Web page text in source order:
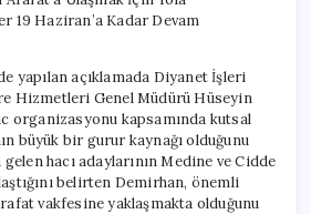
Yola
Çıkıyor!
Haziran’a
Kadar
Devam
Edecek
için
yapılan açıklamada Diyanet İşleri
Hizmetleri Genel Müdürü Hüseyin
organizasyonu kapsamında kutsal
büyük bir gurur kaynağı olduğunu
hacı adaylarının Medine ve Cidde
belirten Demirhan, önemli
vakfesine yaklaşmakta olduğunu